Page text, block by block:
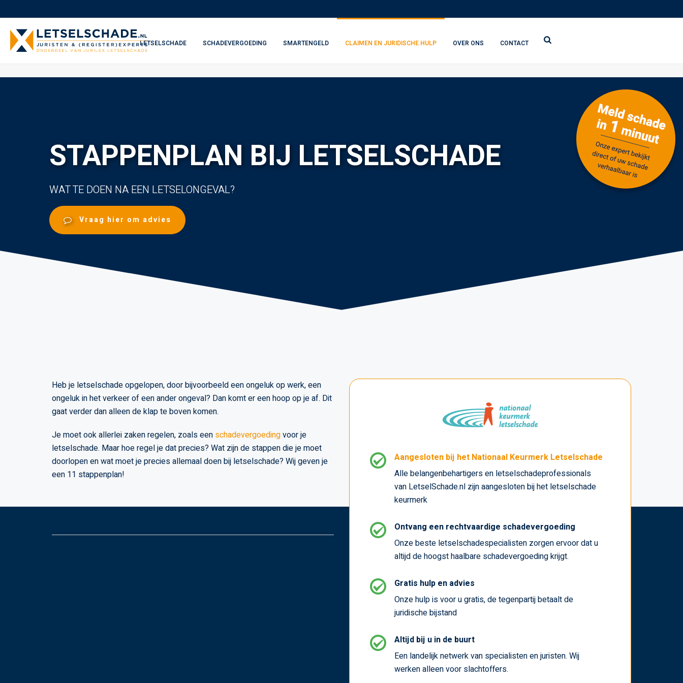
LETSELSCHADE SCHADEVERGOEDING SMARTENGELD CLAIMEN EN JURIDISCHE HULP OVER ONS CONTACT
STAPPENPLAN BIJ LETSELSCHADE
WAT TE DOEN NA EEN LETSELONGEVAL?
Vraag hier om advies
Heb je letselschade opgelopen, door bijvoorbeeld een ongeluk op werk, een
ongeluk in het verkeer of een ander ongeval? Dan komt er een hoop op je af. Dit
gaat verder dan alleen de klap te boven komen.
Je moet ook allerlei zaken regelen, zoals een schadevergoedingvoor je
letselschade. Maar hoe regel je dat precies? Wat zijn de stappen die je moet
doorlopen en wat moet je precies allemaal doen bij letselschade? Wij geven je
een 11 stappenplan!
Aangesloten bij het Nationaal Keurmerk Letselschade
Alle belangenbehartigers en letselschadeprofessionals
van LetselSchade.nl zijn aangesloten bij het letselschade
keurmerk
Ontvang een rechtvaardige schadevergoeding
Onze beste letselschadespecialisten zorgen ervoor dat u
altijd de hoogst haalbare schadevergoeding krijgt.
Gratis hulp en advies
Onze hulp is voor u gratis, de tegenpartij betaalt de
juridische bijstand
Altijd bij u in de buurt
Een landelijk netwerk van specialisten en juristen. Wij
werken alleen voor slachtoffers.